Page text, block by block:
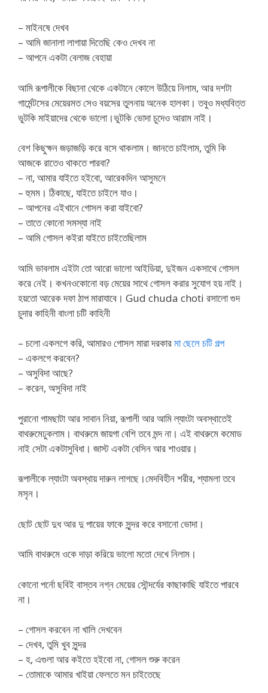
– মাইনষে দেখব
– আমি জানালা লাগায়া দিতেছি কেও দেখব না
– আপনে একটা বেলাজ বেহায়া
আমি রূপালীকে বিছানা থেকে একটানে কোলে উঠিয়ে নিলাম, আর দশটা
গার্মেন্টসের মেয়েরমত সেও বয়সের তুলনায় অনেক হালকা। তবুও মধ্যবিত্ত
ভুটকি মাইয়াদের থেকে ভালো।ভুটকি ভোদা চুদেও আরাম নাই।
বেশ কিছুক্ষন জড়াজড়ি করে বসে থাকলাম। জানতে চাইলাম, তুমি কি
আজকে রাতেও থাকতে পারবা?
– না, আমার যাইতে হইবো, আরেকদিন আসুমনে
– হুমম। ঠিকাছে, যাইতে চাইলে যাও।
– আপনের এইখানে গোসল করা যাইবো?
– তাতে কোনো সমস্যা নাই
– আমি গোসল কইরা যাইতে চাইতেছিলাম
আমি ভাবলাম এইটা তো আরো ভালো আইডিয়া, দুইজন একসাথে গোসল
করে নেই। কখনওকোনো বড় মেয়ের সাথে গোসল করার সুযোগ হয় নাই।
হয়তো আরেক দফা ঠাপ মারাযাবে। Gud chuda choti রসালো গুদ
চুদার কাহিনী বাংলা চটি কাহিনী
– চলো একলগে করি, আমারও গোসল মারা দরকারমা ছেলে চটি গল্প
– একলগে করবেন?
– অসুবিদা আছে?
– করেন, অসুবিদা নাই
পুরানো গামছাটা আর সাবান নিয়া, রূপালী আর আমি ল্যাংটা অবস্থাতেই
বাথরুমেঢুকলাম। বাথরুমে জায়গা বেশি তবে মন্দ না। এই বাথরুমে কমোড
নাই সেটা একটাসুবিধা। জাস্ট একটা বেসিন আর শাওয়ার।
রূপালীকে ল্যাংটা অবস্থায় দারুন লাগছে।মেদবিহীন শরীর, শ্যামলা তবে
মসৃন।
ছোট ছোট দুধ আর দু পায়ের ফাকে সুন্দর করে বসানো ভোদা।
আমি বাথরুমে ওকে দাড়া করিয়ে ভালো মতো দেখে নিলাম।
কোনো পর্নো ছবিই বাস্তব নগ্ন মেয়ের সৌন্দর্যের কাছাকাছি যাইতে পারবে
না।
– গোসল করবেন না খালি দেখবেন
– দেখব, তুমি খুব সুন্দর
– হ, এগুলা আর কইতে হইবো না, গোসল শুরু করেন
– তোমাকে আমার খাইয়া ফেলতে মন চাইতেছে